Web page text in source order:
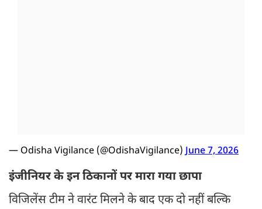
— Odisha Vigilance (@OdishaVigilance)June 7, 2026
इंजीनियर के इन ठिकानों पर मारा गया छापा
विजिलेंस टीम ने वारंट मिलने के बाद एक दो नहीं बल्कि